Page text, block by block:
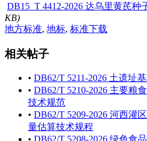
DB15_T 4412-2026 达乌里黄芪种
KB)
地方标准, 地标, 标准下载
相关帖子
• DB62/T 5211-2026 土遗址
• DB62/T 5210-2026 主要粮
技术规范
• DB62/T 5209-2026 河西灌
量估算技术规程